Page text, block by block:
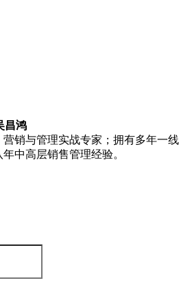
昌鸿
营销与管理实战专家；拥有多年一线
中高层销售管理经验。